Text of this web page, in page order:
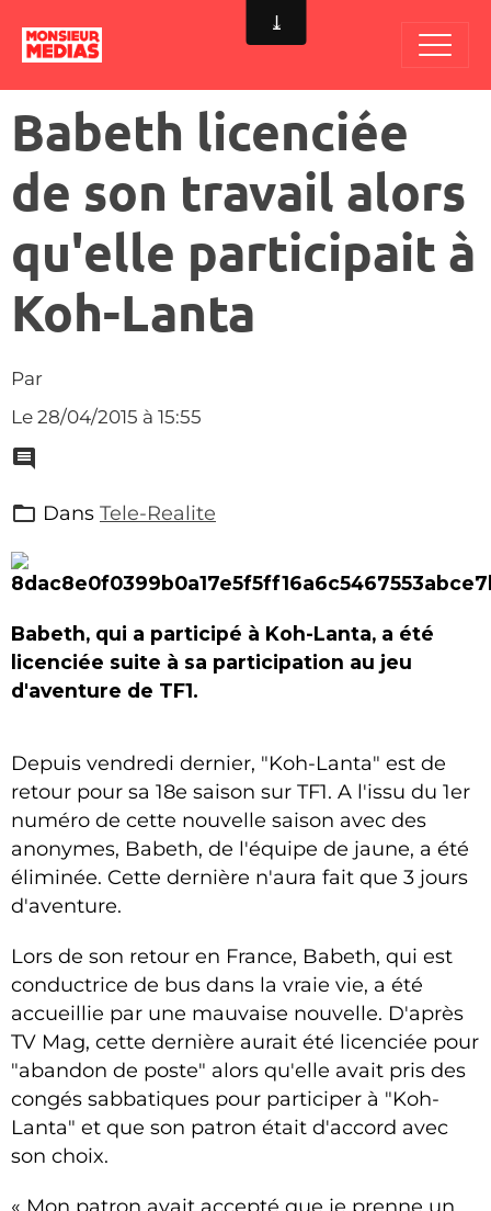
Babeth licenciée
de son travail alors
qu'elle participait à
Koh-Lanta
Par
Le 28/04/2015 à 15:55
Dans Tele-Realite
Babeth, qui a participé à Koh-Lanta, a été
licenciée suite à sa participation au jeu
d'aventure de TF1.
Depuis vendredi dernier, "Koh-Lanta" est de
retour pour sa 18e saison sur TF1. A l'issu du 1er
numéro de cette nouvelle saison avec des
anonymes, Babeth, de l'équipe de jaune, a été
éliminée. Cette dernière n'aura fait que 3 jours
d'aventure.
Lors de son retour en France, Babeth, qui est
conductrice de bus dans la vraie vie, a été
accueillie par une mauvaise nouvelle. D'après
TV Mag, cette dernière aurait été licenciée pour
"abandon de poste" alors qu'elle avait pris des
congés sabbatiques pour participer à "Koh-
Lanta" et que son patron était d'accord avec
son choix.
« Mon patron avait accepté que je prenne un